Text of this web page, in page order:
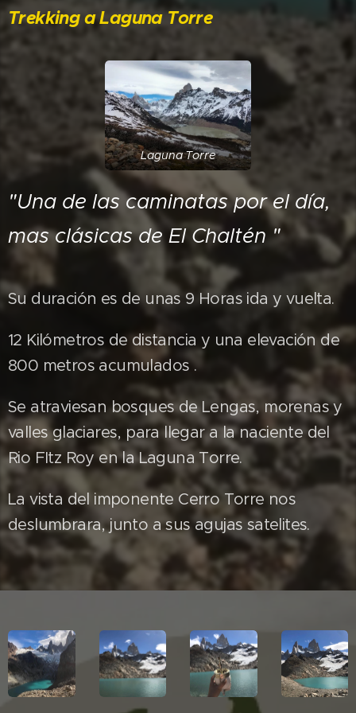
Trekking a Laguna Torre
Laguna Torre
"Una de las caminatas por el día,
mas clásicas de El Chaltén "
Su duración es de unas 9 Horas ida y vuelta.
12 Kilómetros de distancia y una elevación de
800 metros acumulados .
Se atraviesan bosques de Lengas, morenas y
valles glaciares, para llegar a la naciente del
Rio FItz Roy en la Laguna Torre.
La vista del imponente Cerro Torre nos
deslumbrara, junto a sus agujas satelites.